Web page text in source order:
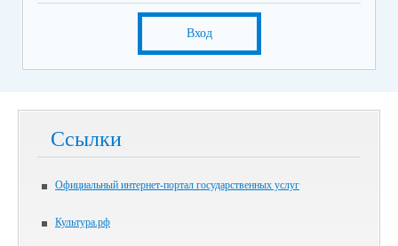
Вход
Ссылки
Официальный интернет-портал государственных услуг
Культура.рф